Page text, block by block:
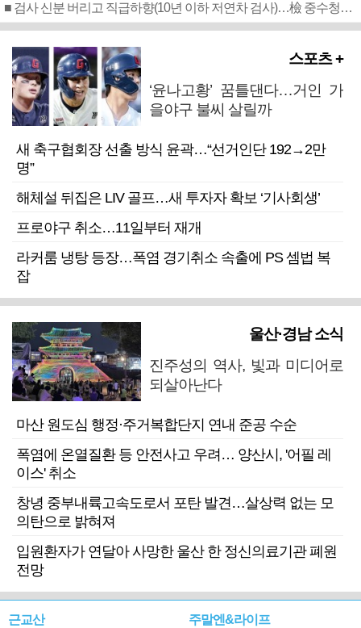
■ 검사 신분 버리고 직급하향(10년 이하 저연차 검사)…檢 중수청행 기피
스포츠 +
‘윤나고황’ 꿈틀댄다…거인 가
을야구 불씨 살릴까
새 축구협회장 선출 방식 윤곽…“선거인단 192→2만
명”
해체설 뒤집은 LIV 골프…새 투자자 확보 ‘기사회생’
프로야구 취소…11일부터 재개
라커룸 냉탕 등장…폭염 경기취소 속출에 PS 셈법 복
잡
울산·경남 소식
진주성의 역사, 빛과 미디어로
되살아난다
마산 원도심 행정·주거복합단지 연내 준공 수순
폭염에 온열질환 등 안전사고 우려… 양산시, '어필 레
이스' 취소
창녕 중부내륙고속도로서 포탄 발견…살상력 없는 모
의탄으로 밝혀져
입원환자가 연달아 사망한 울산 한 정신의료기관 폐원
전망
근교산 주말엔&라이프